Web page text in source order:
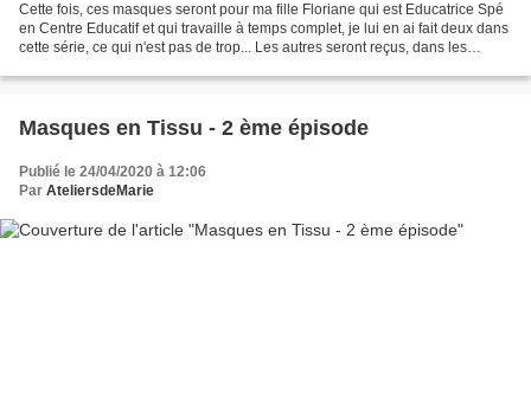
Cette fois, ces masques seront pour ma fille Floriane qui est Educatrice Spé
en Centre Educatif et qui travaille à temps complet, je lui en ai fait deux dans
cette série, ce qui n'est pas de trop... Les autres seront reçus, dans les
Masques en Tissu - 2 ème épisode
Publié le 24/04/2020 à 12:06
Par AteliersdeMarie